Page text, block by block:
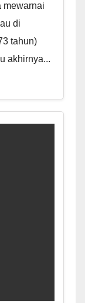
mewarnai
di
tahun)
akhirnya...